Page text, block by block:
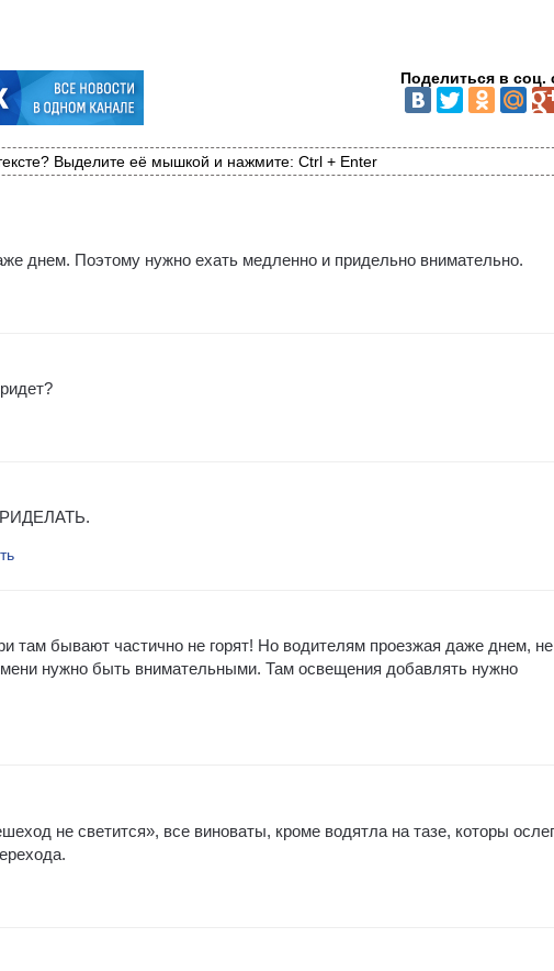
Поделиться в соц.
Выделите её мышкой и нажмите: Ctrl + Enter
днем. Поэтому нужно ехать медленно и придельно внимательно.
там бывают частично не горят! Но водителям проезжая даже днем, не
нужно быть внимательными. Там освещения добавлять нужно
не светится», все виноваты, кроме водятла на тазе, которы